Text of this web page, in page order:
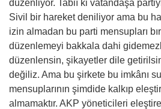
düzenliyor. Tabiî ki vatandaşa
Sivil bir hareket deniliyor ama bu
izin almadan bu parti mensupları
düzenlemeyi bakkala dahi
düzenlensin, şikayetler dile
değiliz. Ama bu şirkete bu imkânı
mensuplarının şimdide kalkıp
almamaktır. AKP yöneticileri